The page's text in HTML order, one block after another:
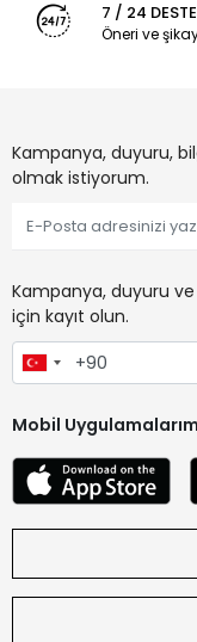
7 / 24
Öneri ve
Kampanya, duyuru,
olmak istiyorum.
Kampanya, duyuru
için kayıt olun.
Mobil